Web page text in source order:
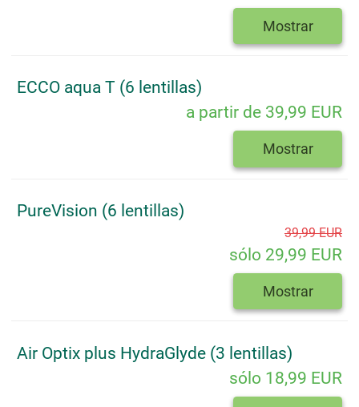
Mostrar
ECCO aqua T (6 lentillas)
a partir de 39,99 EUR
Mostrar
PureVision (6 lentillas)
39,99 EUR
sólo 29,99 EUR
Mostrar
Air Optix plus HydraGlyde (3 lentillas)
sólo 18,99 EUR